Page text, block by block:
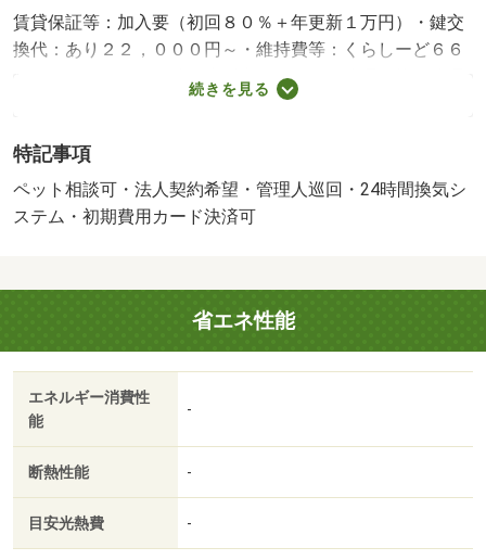
賃貸保証等：加入要（初回８０％＋年更新１万円）・鍵交
換代：あり２２，０００円～・維持費等：くらしーど６６
０円／月・ペット条件：小型犬可／猫可・管理形態／管理
員の勤務形態：巡回・バイク置場：なし・駐輪場：空なし/
続きを見る
特記事項
ペット相談可・法人契約希望・管理人巡回・24時間換気シ
ステム・初期費用カード決済可
省エネ性能
エネルギー消費性
能
-
断熱性能 -
目安光熱費 -